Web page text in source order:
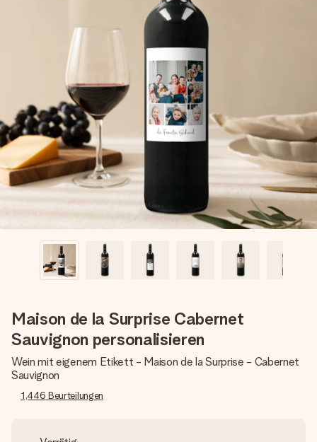
Unsere Geschenke begeistern. Kunden bewerten uns mit
4,8 bei Google Reviews (Gesamtergebnis aller Länder, in
die wir versenden).
+49 39292 929695
Montag - Freitag : 8:30 - 17:00 Uhr
Samstag - Sonntag : 8:30 - 13:00 Uhr
Maison de la Surprise Cabernet
Sauvignon personalisieren
Wein mit eigenem Etikett - Maison de la Surprise - Cabernet
Sauvignon
1,446 Beurteilungen